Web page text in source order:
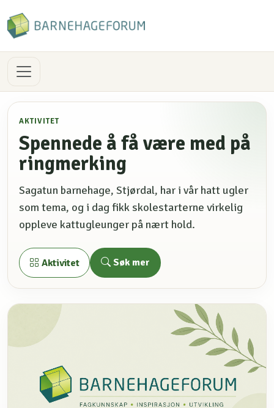
AKTIVITET
Spennede å få være med på
ringmerking
Sagatun barnehage, Stjørdal, har i vår hatt ugler
som tema, og i dag fikk skolestarterne virkelig
oppleve kattugleunger på nært hold.
Aktivitet Søk mer